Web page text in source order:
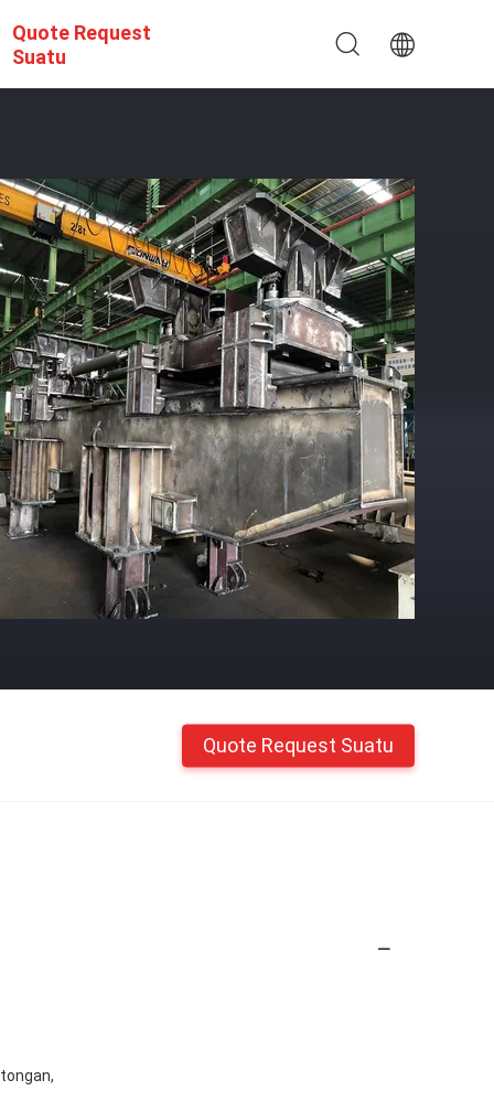
Quote Request
Suatu
Quote Request Suatu